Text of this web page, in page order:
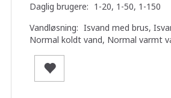
Daglig brugere: 1-20, 1-50, 1-150
Vandløsning: Isvand med brus,
Normal koldt vand, Normal varmt